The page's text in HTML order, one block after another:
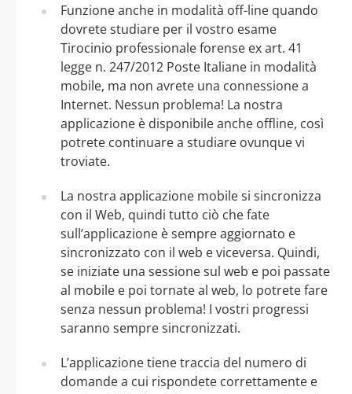
Funzione anche in modalità off-line quando
dovrete studiare per il vostro esame
Tirocinio professionale forense ex art. 41
legge n. 247/2012 Poste Italiane in modalità
mobile, ma non avrete una connessione a
Internet. Nessun problema! La nostra
applicazione è disponibile anche offline, così
potrete continuare a studiare ovunque vi
troviate.
La nostra applicazione mobile si sincronizza
con il Web, quindi tutto ciò che fate
sull’applicazione è sempre aggiornato e
sincronizzato con il web e viceversa. Quindi,
se iniziate una sessione sul web e poi passate
al mobile e poi tornate al web, lo potrete fare
senza nessun problema! I vostri progressi
saranno sempre sincronizzati.
L’applicazione tiene traccia del numero di
domande a cui rispondete correttamente e